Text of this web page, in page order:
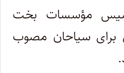
تأسیس مؤسسات بخت
برای سیاحان مصوب